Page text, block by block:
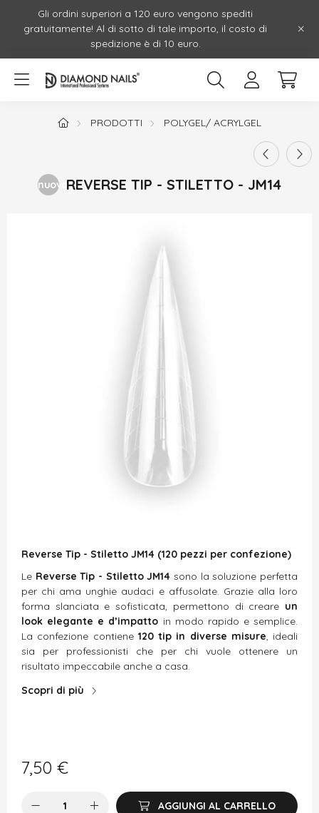
Gli ordini superiori a 120 euro vengono spediti
gratuitamente! Al di sotto di tale importo, il costo di
spedizione è di 10 euro.
PRODOTTI POLYGEL/ ACRYLGEL
nuovoREVERSE TIP - STILETTO - JM14
Reverse Tip - Stiletto JM14 (120 pezzi per confezione)
Le Reverse Tip - Stiletto JM14 sono la soluzione perfetta
per chi ama unghie audaci e affusolate. Grazie alla loro
forma slanciata e sofisticata, permettono di creare un
look elegante e d’impatto in modo rapido e semplice.
La confezione contiene 120 tip in diverse misure, ideali
sia per professionisti che per chi vuole ottenere un
risultato impeccabile anche a casa.
Scopri di più
7,50 €
AGGIUNGI AL CARRELLO